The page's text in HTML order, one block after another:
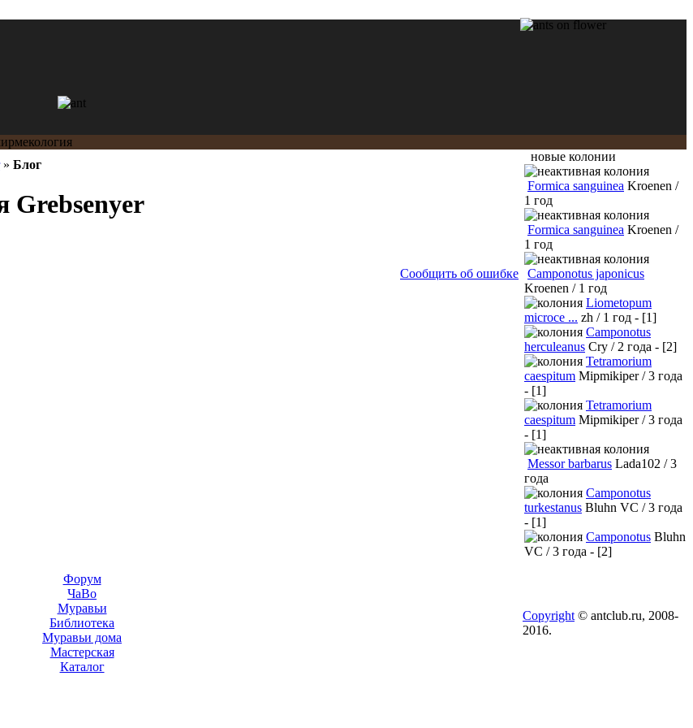
» Блог
Grebsenyer
Сообщить об ошибке
новые колонии
Formica sanguinea Kroenen /
1 год
Formica sanguinea Kroenen /
1 год
Camponotus japonicus
Kroenen / 1 год
Liometopum
microce ... zh / 1 год - [1]
Camponotus
herculeanus Cry / 2 года - [2]
Tetramorium
caespitum Mipmikiper / 3 года
- [1]
Tetramorium
caespitum Mipmikiper / 3 года
- [1]
Messor barbarus Lada102 / 3
года
Camponotus
turkestanus Bluhn VC / 3 года
- [1]
Camponotus Bluhn
VC / 3 года - [2]
Форум
ЧаВо
Муравьи
Библиотека
Муравьи дома
Мастерская
Каталог
Copyright © antclub.ru, 2008-
2016.